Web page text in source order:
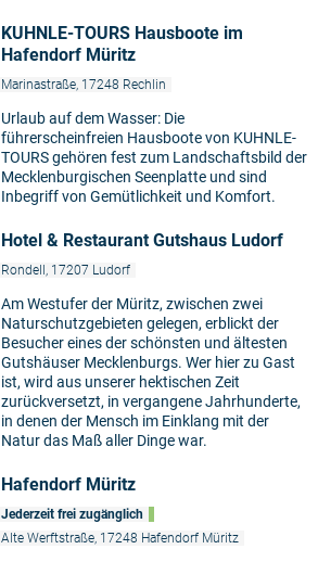
KUHNLE-TOURS Hausboote im
Hafendorf Müritz
Marinastraße, 17248 Rechlin
Urlaub auf dem Wasser: Die
führerscheinfreien Hausboote von KUHNLE-
TOURS gehören fest zum Landschaftsbild der
Mecklenburgischen Seenplatte und sind
Inbegriff von Gemütlichkeit und Komfort.
Hotel & Restaurant Gutshaus Ludorf
Rondell, 17207 Ludorf
Am Westufer der Müritz, zwischen zwei
Naturschutzgebieten gelegen, erblickt der
Besucher eines der schönsten und ältesten
Gutshäuser Mecklenburgs. Wer hier zu Gast
ist, wird aus unserer hektischen Zeit
zurückversetzt, in vergangene Jahrhunderte,
in denen der Mensch im Einklang mit der
Natur das Maß aller Dinge war.
Hafendorf Müritz
Jederzeit frei zugänglich
Alte Werftstraße, 17248 Hafendorf Müritz